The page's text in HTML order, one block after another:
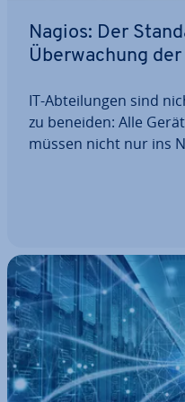
Nagios: Der
Über­wa­chung
IT-Ab­tei­lun­gen sind
zu beneiden: Alle
müssen nicht nur ins